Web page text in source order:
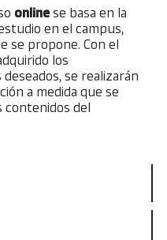
onlinese basa en la
en el campus,
se propone. Con el
los
se realizarán
a medida que se
contenidos del